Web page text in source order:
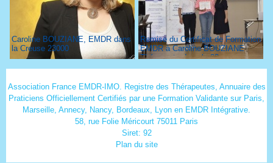
Caroline BOUZIANE, EMDR dans
la Creuse 23000
Remise du Certificat de Formation
EMDR à Caroline BOUZIANE
Thérapeute dans le 23
Association France EMDR-IMO. Registre des Thérapeutes, Annuaire des
Praticiens Officiellement Certifiés par une Formation Validante sur Paris,
Marseille, Annecy, Nancy, Bordeaux, Lyon en EMDR Intégrative.
58, rue Folie Méricourt 75011 Paris
Siret: 92
Plan du site